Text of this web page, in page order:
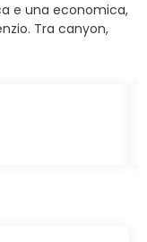
e una economica,
Tra canyon,